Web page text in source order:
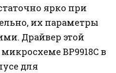
ярко при
их параметры
Драйвер этой
BP9918C в
для